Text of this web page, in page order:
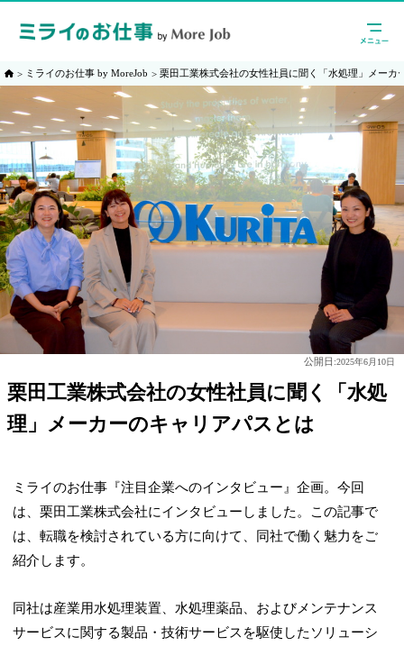
ミライのお仕事 by MoreJob 栗田工業株式会社の女性社員に聞く「水処理」メーカ
公開日:2025年6月10日
栗田工業株式会社の女性社員に聞く「水処
理」メーカーのキャリアパスとは
ミライのお仕事『注目企業へのインタビュー』企画。今回
は、栗田工業株式会社にインタビューしました。この記事で
は、転職を検討されている方に向けて、同社で働く魅力をご
紹介します。
同社は産業用水処理装置、水処理薬品、およびメンテナンス
サービスに関する製品・技術サービスを駆使したソリューシ